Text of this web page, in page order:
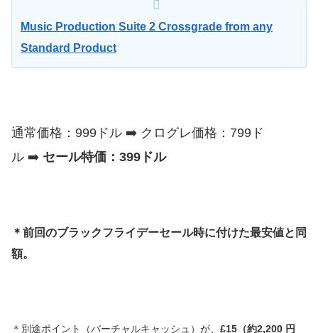
Music Production Suite 2 Crossgrade from any
Standard Product
通常価格：999ドル ➡️ クログレ価格：799ド
ル ➡️ セール特価：399ドル
＊前回のブラックフライデーセール時に付けた最安値と同
額。
＊別途ポイント（バーチャルキャッシュ）が、 £15（約2,200 円